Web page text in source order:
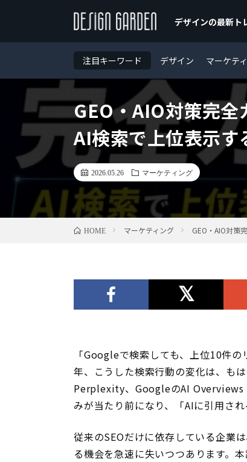
ールなどを発信するデザイン特化ブログ。あなた
デザインの最新ト
注目キーワード デザイン マーケテ
GEO・AIO対策完
AI検索で上位表示す
2026.05.26 マーケティング
HOME マーケティング GEO・AIO対策
「Googleで検索しても、上位10件
年、こうした検索行動の変化は、も
Perplexity、GoogleのAI Overviews
みが当たり前になり、「AIに引用さ
従来のSEOだけに依存している企業
る機会を急速に失いつつあります。